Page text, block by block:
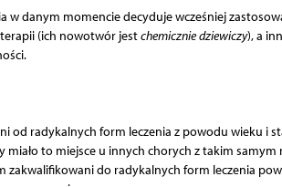
w danym momencie decyduje wcześniej
(ich nowotwór jestchemicznie dziewiczy), a
od radykalnych form leczenia z powodu wieku i
miało to miejsce u innych chorych z takim
zakwalifikowani do radykalnych form leczenia